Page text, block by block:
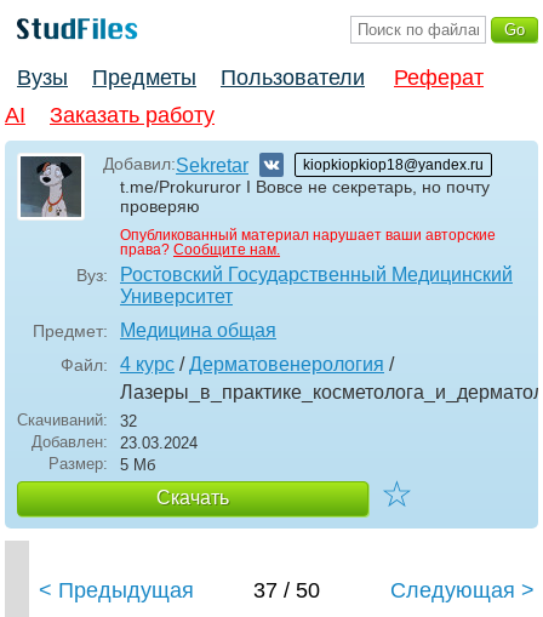
Вузы Предметы Пользователи
Реферат
AI
Заказать работу
Добавил:Sekretar kiopkiopkiop18@yandex.ru
t.me/Prokururor I Вовсе не секретарь, но почту
проверяю
Опубликованный материал нарушает ваши авторские
права? Сообщите нам.
Вуз:
Ростовский Государственный Медицинский
Университет
Предмет: Медицина общая
Файл: 4 курс /Дерматовенерология /
Скачиваний:
32
Добавлен:
23.03.2024
Размер:
5 Мб
Скачать ☆
< Предыдущая 37 / 50 Следующая >